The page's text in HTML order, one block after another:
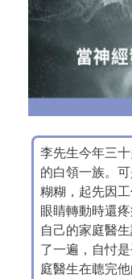
李先生今年三
的白領一族。
糊糊，起先因
眼睛轉動時還
自己的家庭醫
了一遍，自忖
庭醫生在聼完